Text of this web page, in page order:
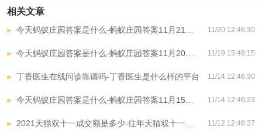
相关文章
11/20 12:46:30
11/19 15:46:15
丁香医生在线问诊靠谱吗-丁香医生是什么样的平台 11/14 12:46:30
11/14 12:46:23
11/12 12:46:37